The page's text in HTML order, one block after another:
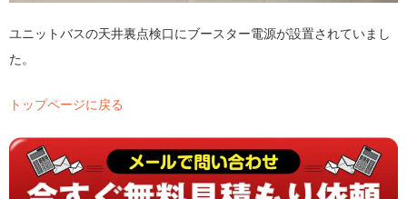
ユニットバスの天井裏点検口にブースター電源が設置されていまし
た。
トップページに戻る